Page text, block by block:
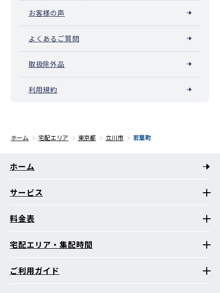
お客様の声
よくあるご質問
取扱除外品
利用規約
ホーム 宅配エリア 東京都 立川市 若葉町
ホーム
サービス
料金表
宅配エリア・集配時間
ご利用ガイド